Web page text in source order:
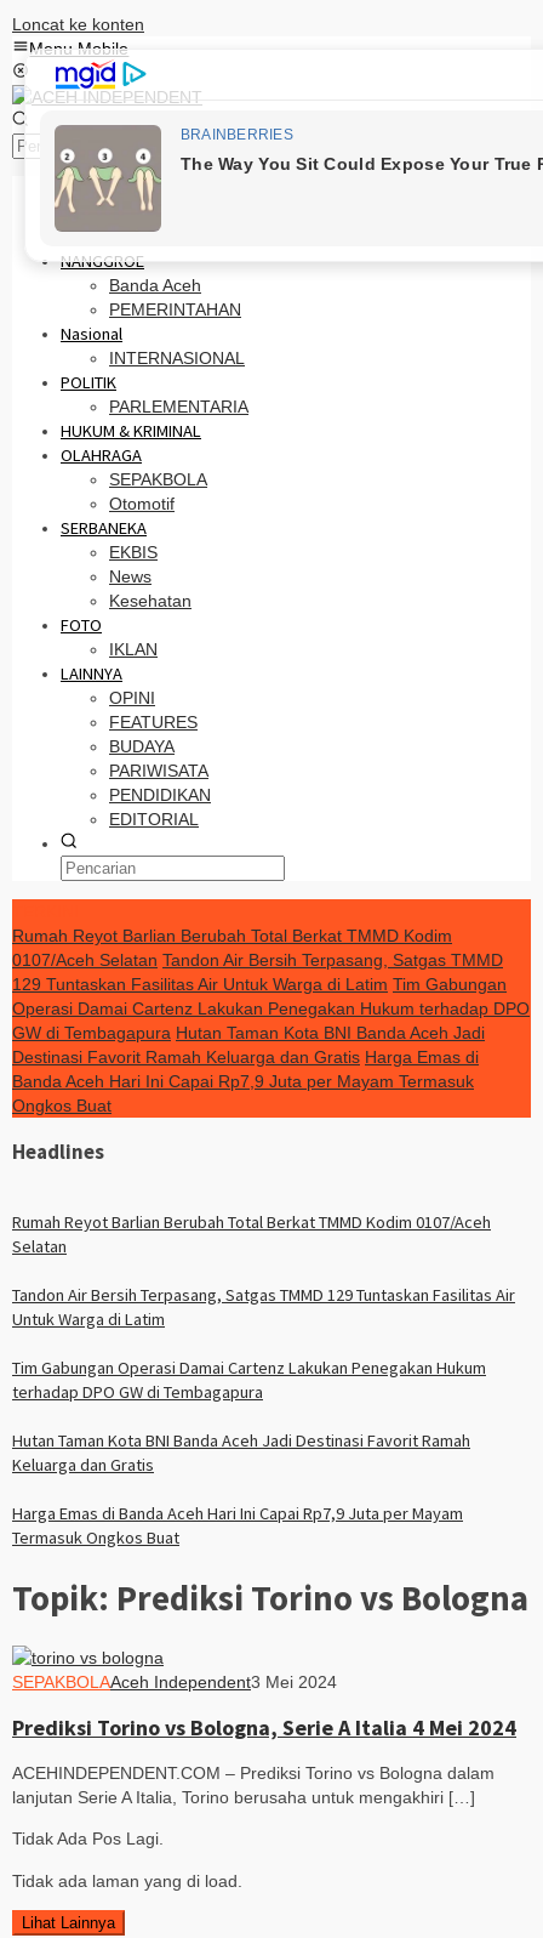
Loncat ke konten
Menu Mobile
HOME
PRO OTONOMI
NANGGROE
Banda Aceh
PEMERINTAHAN
Nasional
INTERNASIONAL
POLITIK
PARLEMENTARIA
HUKUM & KRIMINAL
OLAHRAGA
SEPAKBOLA
Otomotif
SERBANEKA
EKBIS
News
Kesehatan
FOTO
IKLAN
LAINNYA
OPINI
FEATURES
BUDAYA
PARIWISATA
PENDIDIKAN
EDITORIAL
Rumah Reyot Barlian Berubah Total Berkat TMMD Kodim
0107/Aceh Selatan Tandon Air Bersih Terpasang, Satgas TMMD
129 Tuntaskan Fasilitas Air Untuk Warga di Latim Tim Gabungan
Operasi Damai Cartenz Lakukan Penegakan Hukum terhadap DPO
GW di Tembagapura Hutan Taman Kota BNI Banda Aceh Jadi
Destinasi Favorit Ramah Keluarga dan Gratis Harga Emas di
Banda Aceh Hari Ini Capai Rp7,9 Juta per Mayam Termasuk
Ongkos Buat
Headlines
Rumah Reyot Barlian Berubah Total Berkat TMMD Kodim 0107/Aceh
Selatan
Tandon Air Bersih Terpasang, Satgas TMMD 129 Tuntaskan Fasilitas Air
Untuk Warga di Latim
Tim Gabungan Operasi Damai Cartenz Lakukan Penegakan Hukum
terhadap DPO GW di Tembagapura
Hutan Taman Kota BNI Banda Aceh Jadi Destinasi Favorit Ramah
Keluarga dan Gratis
Harga Emas di Banda Aceh Hari Ini Capai Rp7,9 Juta per Mayam
Termasuk Ongkos Buat
Topik: Prediksi Torino vs Bologna
SEPAKBOLAAceh Independent3 Mei 2024
Prediksi Torino vs Bologna, Serie A Italia 4 Mei 2024
ACEHINDEPENDENT.COM – Prediksi Torino vs Bologna dalam
lanjutan Serie A Italia, Torino berusaha untuk mengakhiri […]
Tidak Ada Pos Lagi.
Tidak ada laman yang di load.
Lihat Lainnya